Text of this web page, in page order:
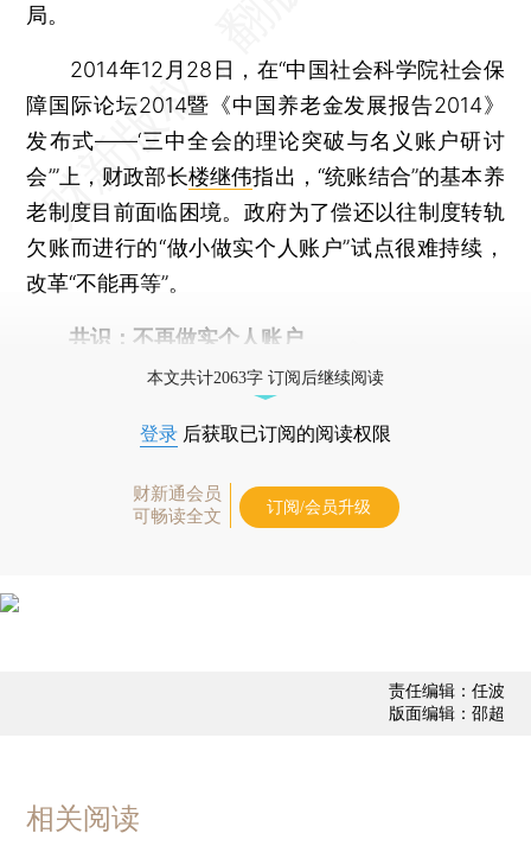
局。
2014年12月28日，在“中国社会科学院社会保
障国际论坛2014暨《中国养老金发展报告2014》
发布式——‘三中全会的理论突破与名义账户研讨
会’”上，财政部长楼继伟指出，“统账结合”的基本养
老制度目前面临困境。政府为了偿还以往制度转轨
欠账而进行的“做小做实个人账户”试点很难持续，
改革“不能再等”。
共识：不再做实个人账户
本文共计2063字 订阅后继续阅读
登录 后获取已订阅的阅读权限
财新通会员
可畅读全文
订阅/会员升级
责任编辑：任波
版面编辑：邵超
相关阅读